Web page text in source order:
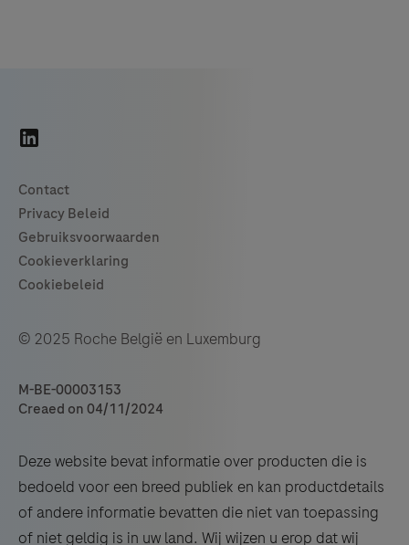
© 2025 Roche België en Luxemburg
M-BE-00003153
Creaed on 04/11/2024
Deze website bevat informatie over producten die is
bedoeld voor een breed publiek en kan productdetails
of andere informatie bevatten die niet van toepassing
of niet geldig is in uw land. Wij wijzen u erop dat wij